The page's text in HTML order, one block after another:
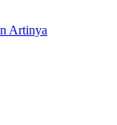
Artinya